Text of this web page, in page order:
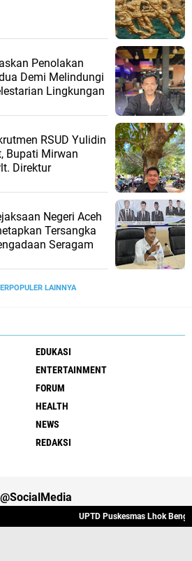
Penolakan
Demi Melindungi
Lingkungan
RSUD Yulidin
Bupati Mirwan
Direktur
Negeri Aceh
Tersangka
Seragam
LAINNYA
EDUKASI
ENTERTAINMENT
FORUM
HEALTH
NEWS
REDAKSI
@SocialMedia
UPTD Puskesmas Lhok